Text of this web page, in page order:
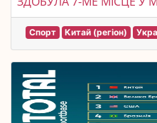
Спорт Китай (регіон)